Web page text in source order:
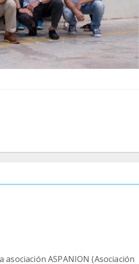
ASPANION (Asociación